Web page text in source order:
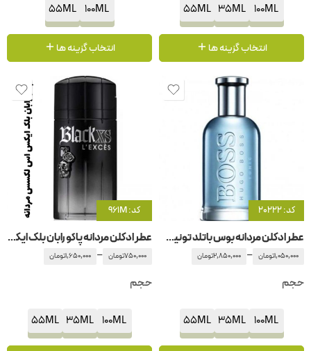
100ML
35ML
55ML
انتخاب گزینه ها
100ML
55ML
انتخاب گزینه ها
کد: 20222
عطر ادکلن مردانه بوس باتلد تونیک هوگو بوس-هوگو باس
1,050,000تومان –
2,850,000تومان
حجم
100ML
35ML
55ML
کد: 961M
عطر ادکلن مردانه پاکو رابان بلک ایکس اس لکسس مردانه
750,000تومان –
1,650,000تومان
حجم
100ML
35ML
55ML